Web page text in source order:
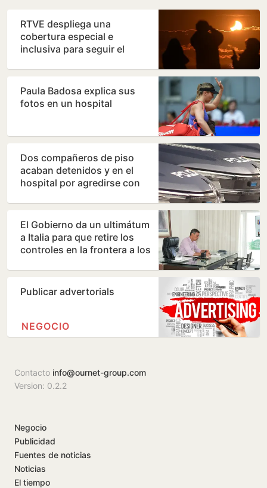
RTVE despliega una
cobertura especial e
inclusiva para seguir el
agosto
Paula Badosa explica sus
fotos en un hospital
Dos compañeros de piso
acaban detenidos y en el
hospital por agredirse con
El Gobierno da un ultimátum
a Italia para que retire los
controles en la frontera a los
Publicar advertorials
NEGOCIO
Contacto info@ournet-group.com
Version: 0.2.2
Negocio
Publicidad
Fuentes de noticias
Noticias
El tiempo